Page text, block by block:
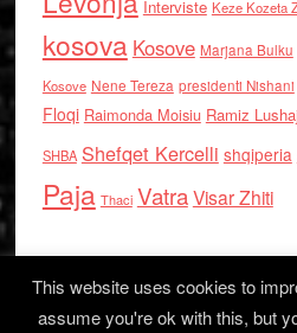
Interviste Keze Kozeta
kosova Kosove Marjana Bulku
Kosove Nene Tereza presidenti Nishani
Floqi Raimonda Moisiu Ramiz
SHBA Shefqet Kercelli shqiperia
Paja Thaci VatraVisar Zhiti
This website uses cookies to
assume you're ok with this, but